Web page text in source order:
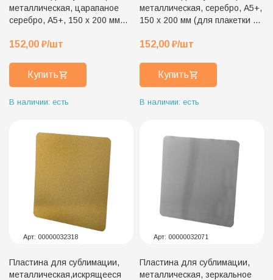
металлическая, царапаное
серебро, А5+, 150 х 200 мм
152,00 ₽/шт
Купить
В наличии: есть
металлическая, серебро, А5+,
150 х 200 мм (для плакетки 20
152,00 ₽/шт
Купить
В наличии: есть
Арт: 00000032318
Пластина для сублимации,
металлическая,искрящееся
Арт: 00000032071
Пластина для сублимации,
металлическая, зеркальное